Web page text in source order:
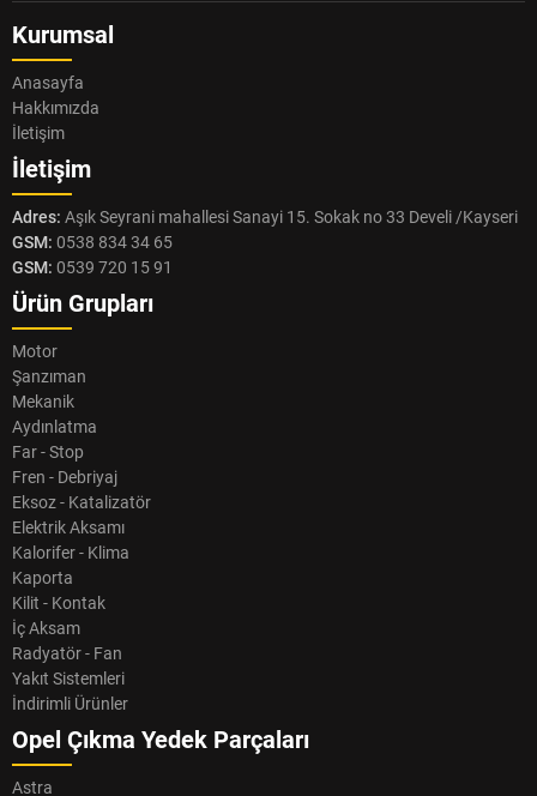
Kurumsal
Anasayfa
Hakkımızda
İletişim
İletişim
Adres: Aşık Seyrani mahallesi Sanayi 15. Sokak no 33 Develi /Kayseri
GSM: 0538 834 34 65
GSM: 0539 720 15 91
Ürün Grupları
Motor
Şanzıman
Mekanik
Aydınlatma
Far - Stop
Fren - Debriyaj
Eksoz - Katalizatör
Elektrik Aksamı
Kalorifer - Klima
Kaporta
Kilit - Kontak
İç Aksam
Radyatör - Fan
Yakıt Sistemleri
İndirimli Ürünler
Opel Çıkma Yedek Parçaları
Astra